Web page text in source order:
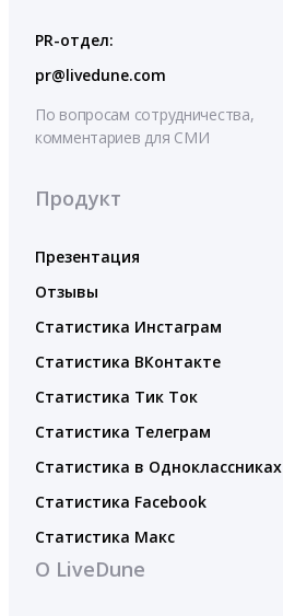
PR-отдел:
pr@livedune.com
По вопросам сотрудничества,
комментариев для СМИ
Продукт
Презентация
Отзывы
Статистика Инстаграм
Статистика ВКонтакте
Статистика Тик Ток
Статистика Телеграм
Статистика в Одноклассниках
Статистика Facebook
Статистика Макс
О LiveDune